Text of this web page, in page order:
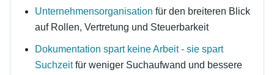
Unternehmensorganisation für den breiteren Blick
auf Rollen, Vertretung und Steuerbarkeit
Dokumentation spart keine Arbeit - sie spart
Suchzeitfür weniger Suchaufwand und bessere